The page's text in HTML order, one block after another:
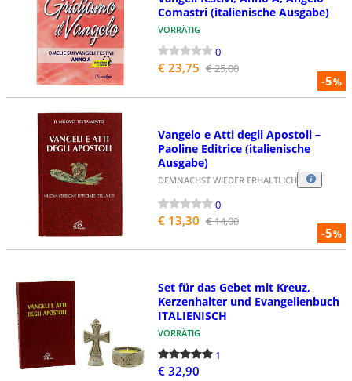
-5%
Comastri (italienische Ausgabe)
VORRÄTIG
0
€ 23,75 € 25,00
-5%
Vangelo e Atti degli Apostoli –
Paoline Editrice (italienische
Ausgabe)
DEMNÄCHST WIEDER ERHÄLTLICH
0
€ 13,30 € 14,00
Set für das Gebet mit Kreuz,
Kerzenhalter und Evangelienbuch
ITALIENISCH
VORRÄTIG
1
€ 32,90